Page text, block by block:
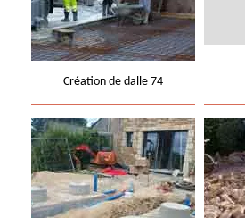
Création de dalle 74